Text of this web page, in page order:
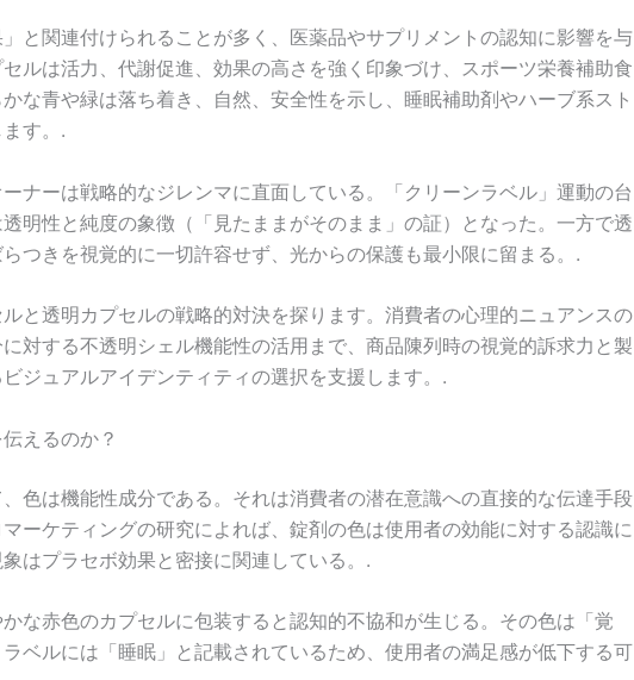
と関連付けられることが多く、医薬品やサプリメントの認知に影響を与
ルは活力、代謝促進、効果の高さを強く印象づけ、スポーツ栄養補助食
な青や緑は落ち着き、自然、安全性を示し、睡眠補助剤やハーブ系スト
す。.
ナーは戦略的なジレンマに直面している。「クリーンラベル」運動の台
明性と純度の象徴（「見たままがそのまま」の証）となった。一方で透
つきを視覚的に一切許容せず、光からの保護も最小限に留まる。.
と透明カプセルの戦略的対決を探ります。消費者の心理的ニュアンスの
対する不透明シェル機能性の活用まで、商品陳列時の視覚的訴求力と製
ジュアルアイデンティティの選択を支援します。.
えるのか？
色は機能性成分である。それは消費者の潜在意識への直接的な伝達手段
ーケティングの研究によれば、錠剤の色は使用者の効能に対する認識に
はプラセボ効果と密接に関連している。.
な赤色のカプセルに包装すると認知的不協和が生じる。その色は「覚
ベルには「睡眠」と記載されているため、使用者の満足感が低下する可